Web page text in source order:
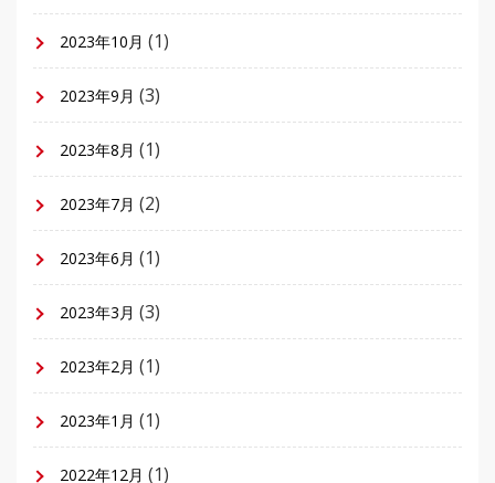
2023年10月 (1)
2023年9月 (3)
2023年8月 (1)
2023年7月 (2)
2023年6月 (1)
2023年3月 (3)
2023年2月 (1)
2023年1月 (1)
2022年12月 (1)